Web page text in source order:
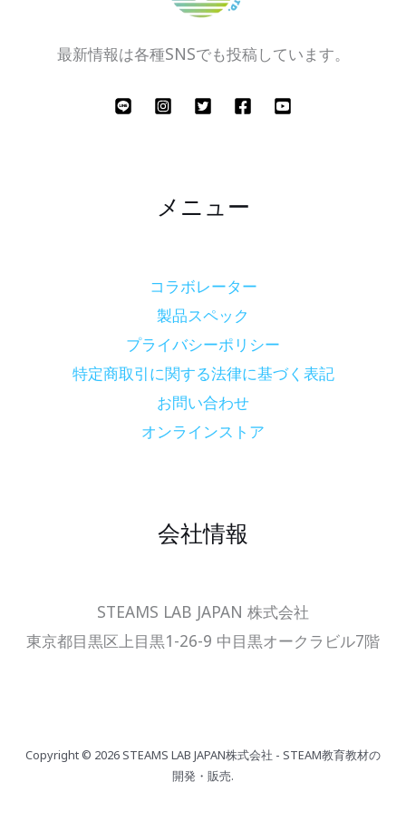
最新情報は各種SNSでも投稿しています。
メニュー
コラボレーター
製品スペック
プライバシーポリシー
特定商取引に関する法律に基づく表記
お問い合わせ
オンラインストア
会社情報
STEAMS LAB JAPAN 株式会社
東京都目黒区上目黒1-26-9 中目黒オークラビル7階
Copyright © 2026 STEAMS LAB JAPAN株式会社 - STEAM教育教材の
開発・販売.